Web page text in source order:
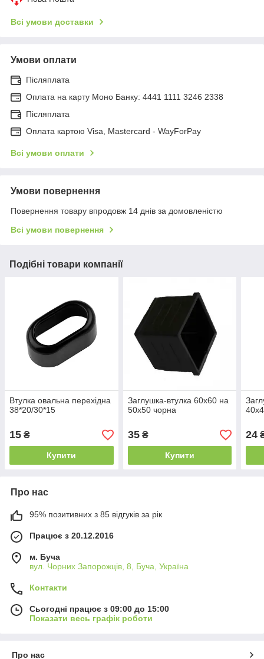
Всі умови доставки
Умови оплати
Післяплата
Оплата на карту Моно Банку: 4441 1111 3246 2338
Післяплата
Оплата картою Visa, Mastercard - WayForPay
Всі умови оплати
Умови повернення
Повернення товару впродовж 14 днів за домовленістю
Всі умови повернення
Подібні товари компанії
Втулка овальна перехідна
38*20/30*15
15 ₴
Купити
Заглушка-втулка 60х60 на
50х50 чорна
35₴
Купити
24
Про нас
95% позитивних з 85 відгуків за рік
Працює з 20.12.2016
м. Буча
вул. Чорних Запорожців, 8, Буча, Україна
Контакти
Сьогодні працює з 09:00 до 15:00
Показати весь графік роботи
Про нас